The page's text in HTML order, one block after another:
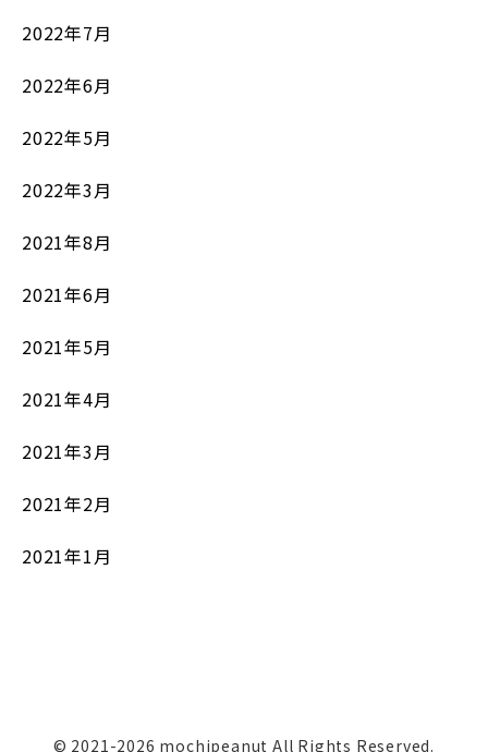
2022年7月
2022年6月
2022年5月
2022年3月
2021年8月
2021年6月
2021年5月
2021年4月
2021年3月
2021年2月
2021年1月
© 2021-2026 mochipeanut All Rights Reserved.